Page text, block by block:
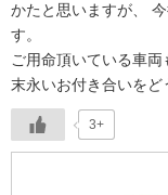
かたと思いますが、
す。
ご用命頂いている車両
末永いお付き合いをど
3+